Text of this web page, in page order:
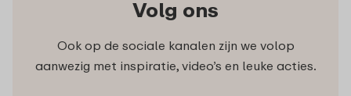
Volg ons
Ook op de sociale kanalen zijn we volop
aanwezig met inspiratie, video’s en leuke acties.